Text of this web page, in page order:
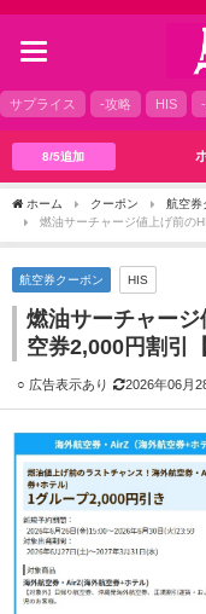
toggle
サプライス -攻略 HIS
8/5追加
ホーム クーポン
航空券
燃油サーチャージ値上げ前の
航空券クーポン HIS
燃油サーチャー
空券2,000円割引
2026年06月